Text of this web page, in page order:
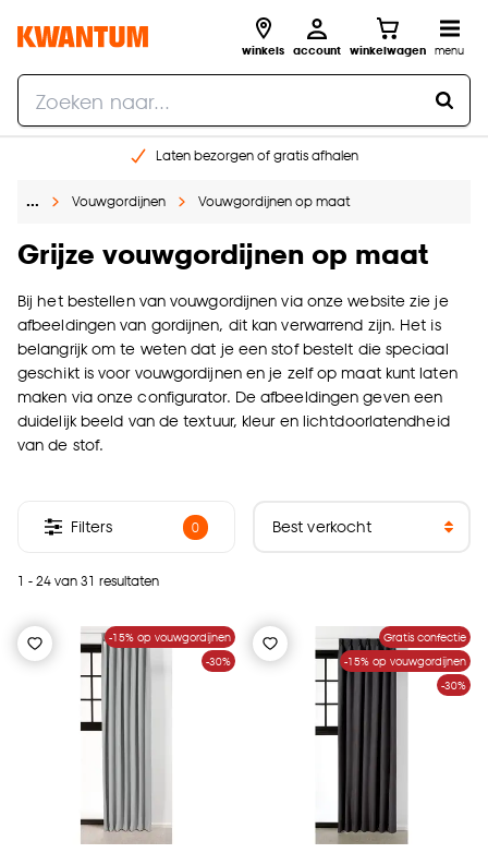
winkels account winkelwagen menu
Laten bezorgen of gratis afhalen
Gratis raam advies en opmeten aan huis
… Vouwgordijnen Vouwgordijnen op maat
Grijze vouwgordijnen op maat
Bij het bestellen van vouwgordijnen via onze website zie je
afbeeldingen van gordijnen, dit kan verwarrend zijn. Het is
belangrijk om te weten dat je een stof bestelt die speciaal
geschikt is voor vouwgordijnen en je zelf op maat kunt laten
maken via onze configurator. De afbeeldingen geven een
duidelijk beeld van de textuur, kleur en lichtdoorlatendheid
van de stof.
1 - 24 van 31 resultaten
Filters 0
-15% op vouwgordijnen
-30%
Gratis confectie
-15% op vouwgordijnen
-30%